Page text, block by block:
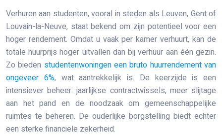
Verhuren aan studenten, vooral in steden als Leuven, Gent of
Louvain-la-Neuve, staat bekend om zijn potentieel voor een
hoger rendement. Omdat u vaak per kamer verhuurt, kan de
totale huurprijs hoger uitvallen dan bij verhuur aan één gezin.
Zo bieden studentenwoningen een bruto huurrendement van
ongeveer 6%, wat aantrekkelijk is. De keerzijde is een
intensiever beheer: jaarlijkse contractwissels, meer slijtage
aan het pand en de noodzaak om gemeenschappelijke
ruimtes te beheren. De ouderlijke borgstelling biedt echter
een sterke financiële zekerheid.